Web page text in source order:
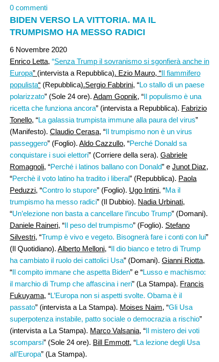
0 commenti
BIDEN VERSO LA VITTORIA. MA IL
TRUMPISMO HA MESSO RADICI
6 Novembre 2020
Enrico Letta, “Senza Trump il sovranismo si sgonfierà anche in
Europa” (intervista a Repubblica). Ezio Mauro, “Il fiammifero
populista“ (Repubblica).Sergio Fabbrini, “Lo stallo di un paese
polarizzato” (Sole 24 ore). Adam Gopnik, “Il populismo è una
ricetta che funziona ancora” (intervista a Repubblica). Fabrizio
Tonello, “La galassia trumpista immune alla paura del virus”
(Manifesto). Claudio Cerasa, “Il trumpismo non è un virus
passeggero” (Foglio). Aldo Cazzullo, “Perché Donald sa
conquistare i suoi elettori” (Corriere della sera). Gabriele
Romagnoli, “Perché i latinos ballano con Donald” e Junot Diaz,
“Perchè il voto latino ha tradito i liberal” (Repubblica). Paola
Peduzzi, “Contro lo stupore” (Foglio). Ugo Intini, “Ma il
trumpismo ha messo radici” (Il Dubbio). Nadia Urbinati,
“Un’elezione non basta a cancellare l’incubo Trump” (Domani).
Daniele Raineri, “Il peso del trumpismo” (Foglio). Stefano
Silvestri, “Trump è vivo e vegeto. Bisognerà fare i conti con lui”
(Il Quotidiano). Alberto Melloni, “Il dio bianco e tetro di Trump
ha cambiato il ruolo dei cattolici Usa” (Domani). Gianni Riotta,
“Il compito immane che aspetta Biden” e “Lusso e machismo:
il marchio di Trump che affascina i neri” (La Stampa). Francis
Fukuyama, “L’Europa non si aspetti svolte. Obama è il
passato” (intervista a La Stampa). Moises Naim, “Gli Usa
superpotenza instabile, patto sociale o democrazia a rischio”
(intervista a La Stampa). Marco Valsania, “Il mistero dei voti
scomparsi” (Sole 24 ore). Bill Emmott, “La lezione degli Usa
all’Europa” (La Stampa).